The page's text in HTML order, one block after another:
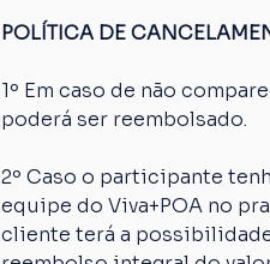
POLÍTICA DE
1º Em caso de não
poderá ser reembolsado.
2º Caso o participante
equipe do Viva+POA no
cliente terá a